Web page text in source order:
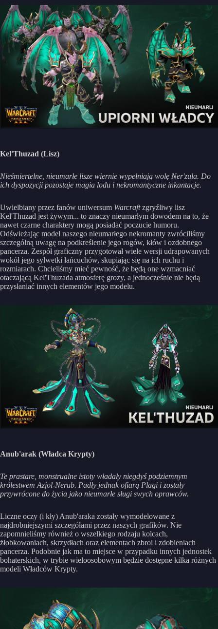
Kel'Thuzad (Lisz)
Nieśmiertelne, nieumarłe lisze wiernie wypełniają wolę Ner'zula. Do
ich dyspozycji pozostaje magia lodu i nekromantyczne inkantacje.
Uwielbiany przez fanów uniwersum Warcraftzgryźliwy lisz
Kel'Thuzad jest żywym... to znaczy nieumarłym dowodem na to, że
nawet czarne charaktery mogą posiadać poczucie humoru.
Odświeżając model naszego nieumarłego nekromanty zwróciliśmy
szczególną uwagę na podkreślenie jego rogów, kłów i ozdobnego
pancerza. Zespół graficzny przygotował wiele wersji udrapowanych
wokół jego sylwetki łańcuchów, skupiając się na ich ruchu i
rozmiarach. Chcieliśmy mieć pewność, że będą one wzmacniać
otaczającą Kel'Thuzada atmosferę grozy, a jednocześnie nie będą
przysłaniać innych elementów jego modelu.
Anub'arak (Władca Krypty)
Te prastare, monstrualne istoty władały niegdyś podziemnym
królestwem Azjol-Nerub. Padły jednak ofiarą Plagi i zostały
przywrócone do życia jako nieumarłe sługi swych oprawców.
Liczne oczy (i kły) Anub'araka zostały wymodelowane z
najdrobniejszymi szczegółami przez naszych grafików. Nie
zapomnieliśmy również o wszelkiego rodzaju kolcach,
żłobkowaniach, skrzydłach oraz elementach zbroi i zdobieniach
pancerza. Podobnie jak ma to miejsce w przypadku innych jednostek
bohaterskich, w trybie wieloosobowym będzie dostępne kilka różnych
modeli Władców Krypty.